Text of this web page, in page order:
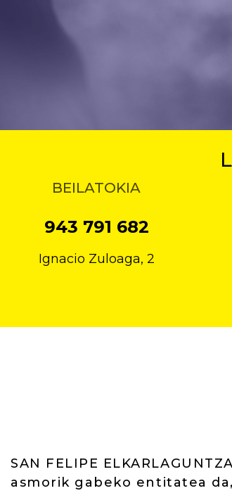
BEILATOKIA
943 791 682
Ignacio Zuloaga, 2
SAN FELIPE
asmorik gabeko entitatea